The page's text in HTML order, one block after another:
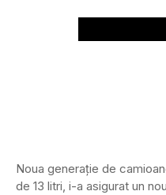
Noua generație de
de 13 litri, i-a asigurat un